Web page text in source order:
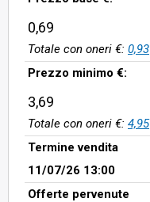
0,69
Totale con oneri €: 0,93
Prezzo minimo €:
3,69
Totale con oneri €: 4,95
Termine vendita
11/07/26 13:00
Offerte pervenute